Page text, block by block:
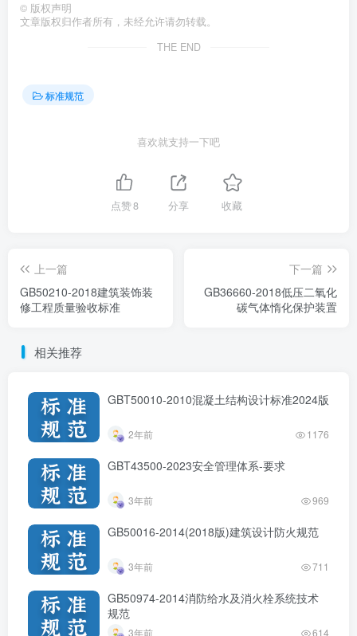
© 版权声明
文章版权归作者所有，未经允许请勿转载。
THE END
标准规范
喜欢就支持一下吧
点赞8 分享 收藏
上一篇
GB50210-2018建筑装饰装
修工程质量验收标准
下一篇
GB36660-2018低压二氧化
碳气体惰化保护装置
相关推荐
GBT50010-2010混凝土结构设计标准2024版
2年前 1176
GBT43500-2023安全管理体系-要求
3年前 969
GB50016-2014(2018版)建筑设计防火规范
3年前 711
GB50974-2014消防给水及消火栓系统技术
规范
3年前 614